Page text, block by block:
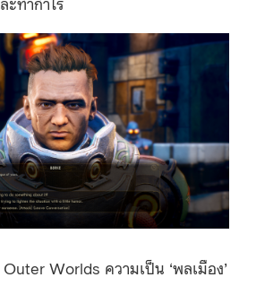
Worlds ความเป็น ‘พลเมือง’